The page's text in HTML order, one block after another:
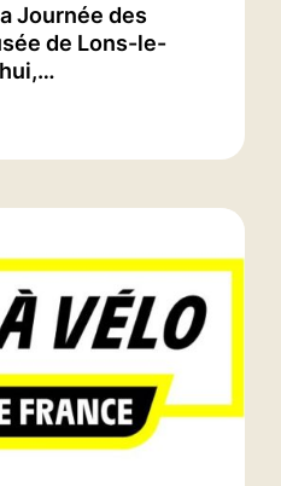
Journée des
de Lons-le-